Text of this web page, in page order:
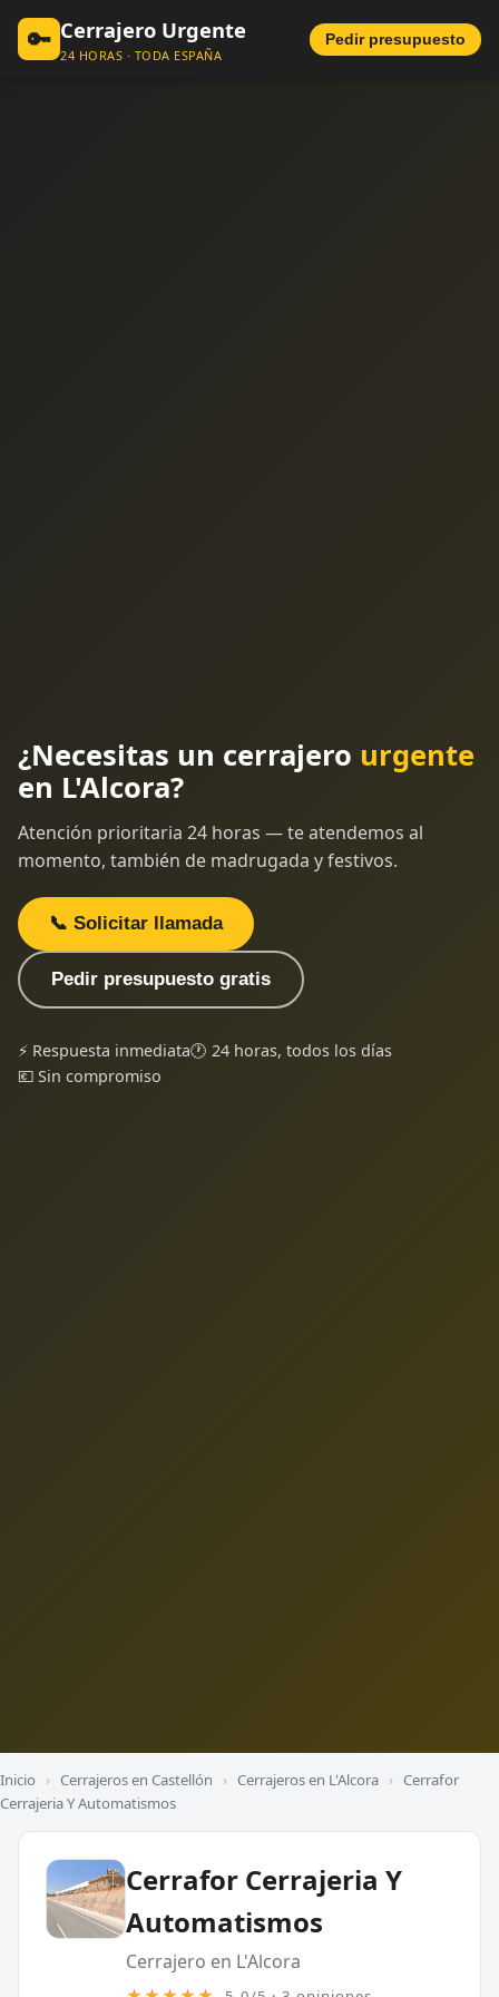
🔑 Cerrajero Urgente
24 HORAS · TODA ESPAÑA
Pedir presupuesto
¿Necesitas un cerrajero urgente
en L'Alcora?
Atención prioritaria 24 horas — te atendemos al
momento, también de madrugada y festivos.
📞 Solicitar llamada
Pedir presupuesto gratis
⚡ Respuesta inmediata🕐 24 horas, todos los días
💶 Sin compromiso
Inicio › Cerrajeros en Castellón › Cerrajeros en L'Alcora › Cerrafor
Cerrajeria Y Automatismos
Cerrafor Cerrajeria Y
Automatismos
Cerrajero en L'Alcora